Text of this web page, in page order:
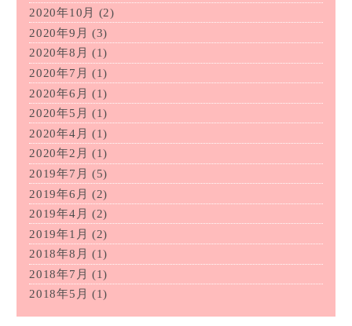
2020年10月
(2)
2020年9月 (3)
2020年8月 (1)
2020年7月 (1)
2020年6月 (1)
2020年5月 (1)
2020年4月 (1)
2020年2月 (1)
2019年7月 (5)
2019年6月 (2)
2019年4月 (2)
2019年1月 (2)
2018年8月 (1)
2018年7月 (1)
2018年5月 (1)